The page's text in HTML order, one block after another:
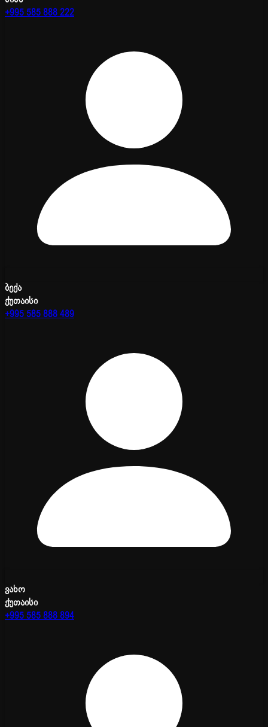
+995 585 888 222
ბექა
ქუთაისი
+995 585 888 489
ვახო
ქუთაისი
+995 585 888 894